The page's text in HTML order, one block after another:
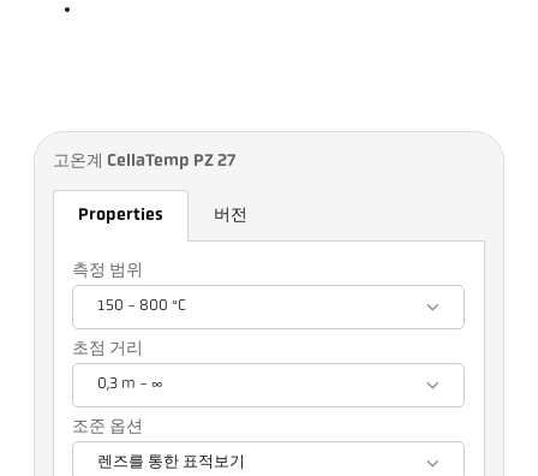
고온계 CellaTemp PZ 27
Properties 버전
측정 범위
150 - 800 °C
초점 거리
0,3 m - ∞
조준 옵션
렌즈를 통한 표적보기